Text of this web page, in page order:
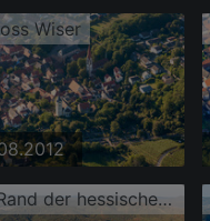
Wiser
am Rand der hessischen Bergstrasse in Leutershausen